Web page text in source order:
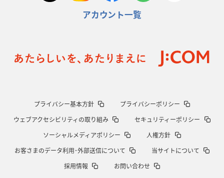
アカウント一覧
プライバシー基本方針
プライバシーポリシー
ウェブアクセシビリティの取り組み
セキュリティーポリシー
ソーシャルメディアポリシー
人権方針
お客さまのデータ利用･外部送信について
当サイトについて
採用情報
お問い合わせ